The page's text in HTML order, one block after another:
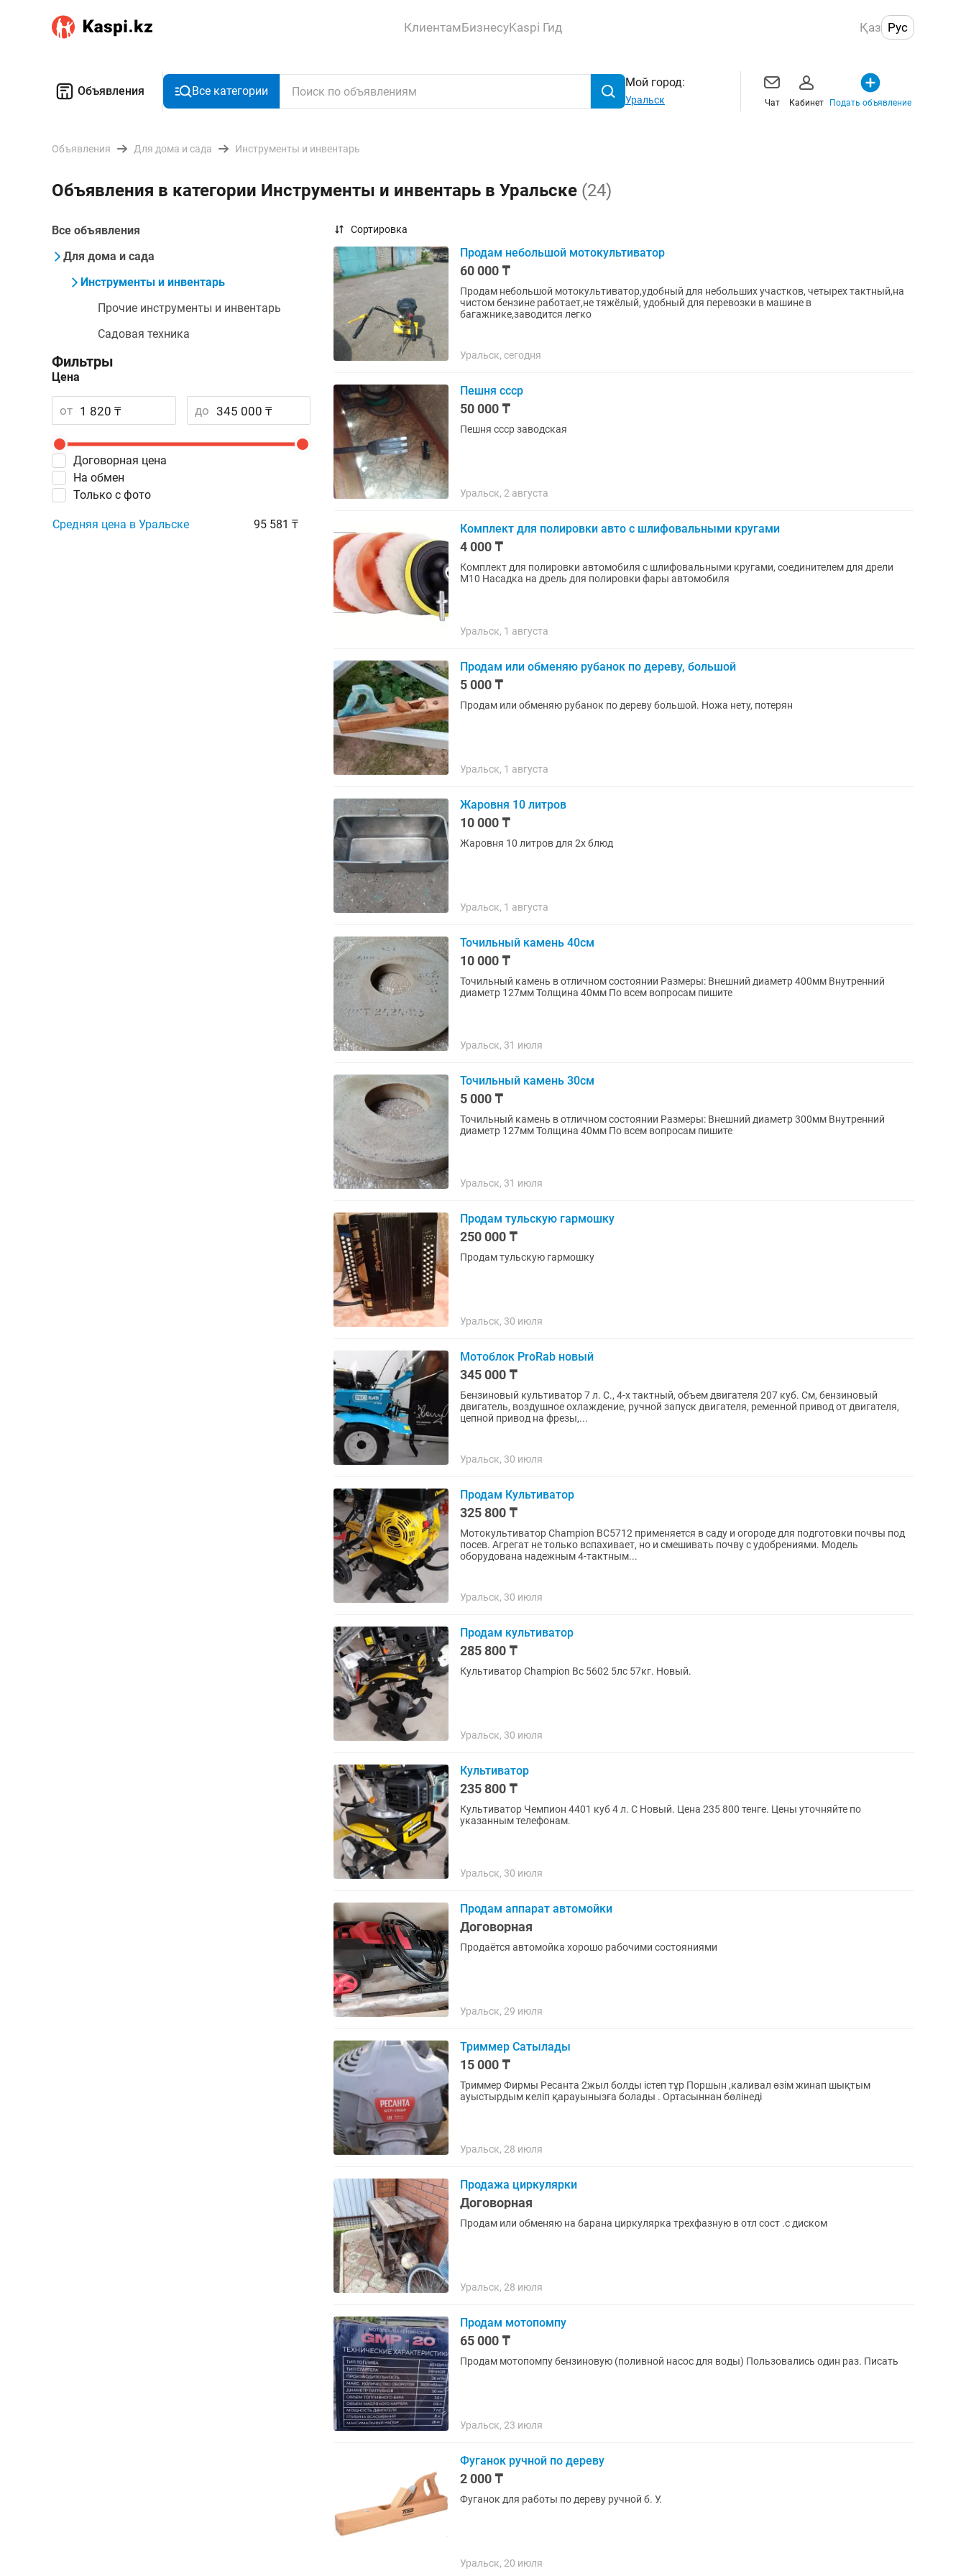
КлиентамБизнесуKaspi Гид Қаз Рус
Объявления Все категории
Мой город:
Уральск Чат Кабинет Подать объявление
Объявления Для дома и сада Инструменты и инвентарь
Объявления в категории Инструменты и инвентарь в Уральске (24)
Все объявления
Для дома и сада
Инструменты и инвентарь
Прочие инструменты и инвентарь
Садовая техника
Фильтры
Цена
от до
Договорная цена
На обмен
Только с фото
Средняя цена в Уральске 95 581 ₸
Сортировка
Продам небольшой мотокультиватор
60 000 ₸
Продам небольшой мотокультиватор,удобный для небольших участков, четырех тактный,на
чистом бензине работает,не тяжёлый, удобный для перевозки в машине в
багажнике,заводится легко
Уральск, сегодня
Пешня ссср
50 000 ₸
Пешня ссср заводская
Уральск, 2 августа
Комплект для полировки авто с шлифовальными кругами
4 000 ₸
Комплект для полировки автомобиля с шлифовальными кругами, соединителем для дрели
M10 Насадка на дрель для полировки фары автомобиля
Уральск, 1 августа
Продам или обменяю рубанок по дереву, большой
5 000 ₸
Продам или обменяю рубанок по дереву большой. Ножа нету, потерян
Уральск, 1 августа
Жаровня 10 литров
10 000 ₸
Жаровня 10 литров для 2х блюд
Уральск, 1 августа
Точильный камень 40см
10 000 ₸
Точильный камень в отличном состоянии Размеры: Внешний диаметр 400мм Внутренний
диаметр 127мм Толщина 40мм По всем вопросам пишите
Уральск, 31 июля
Точильный камень 30см
5 000 ₸
Точильный камень в отличном состоянии Размеры: Внешний диаметр 300мм Внутренний
диаметр 127мм Толщина 40мм По всем вопросам пишите
Уральск, 31 июля
Продам тульскую гармошку
250 000 ₸
Продам тульскую гармошку
Уральск, 30 июля
Мотоблок ProRab новый
345 000 ₸
Бензиновый культиватор 7 л. С., 4-х тактный, объем двигателя 207 куб. См, бензиновый
двигатель, воздушное охлаждение, ручной запуск двигателя, ременной привод от двигателя,
цепной привод на фрезы,...
Уральск, 30 июля
Продам Культиватор
325 800 ₸
Мотокультиватор Champion BC5712 применяется в саду и огороде для подготовки почвы под
посев. Агрегат не только вспахивает, но и смешивать почву с удобрениями. Модель
оборудована надежным 4-тактным...
Уральск, 30 июля
Продам культиватор
285 800 ₸
Культиватор Champion Вс 5602 5лс 57кг. Новый.
Уральск, 30 июля
Культиватор
235 800 ₸
Культиватор Чемпион 4401 куб 4 л. С Новый. Цена 235 800 тенге. Цены уточняйте по
указанным телефонам.
Уральск, 30 июля
Продам аппарат автомойки
Договорная
Продаётся автомойка хорошо рабочими состояниями
Уральск, 29 июля
Триммер Сатылады
15 000 ₸
Триммер Фирмы Ресанта 2жыл болды істеп тұр Поршын ,каливал өзім жинап шықтым
ауыстырдым келіп қарауынызға болады . Ортасыннан бөлінеді
Уральск, 28 июля
Продажа циркулярки
Договорная
Продам или обменяю на барана циркулярка трехфазную в отл сост .с диском
Уральск, 28 июля
Продам мотопомпу
65 000 ₸
Продам мотопомпу бензиновую (поливной насос для воды) Пользовались один раз. Писать
Уральск, 23 июля
Фуганок ручной по дереву
2 000 ₸
Фуганок для работы по дереву ручной б. У.
Уральск, 20 июля